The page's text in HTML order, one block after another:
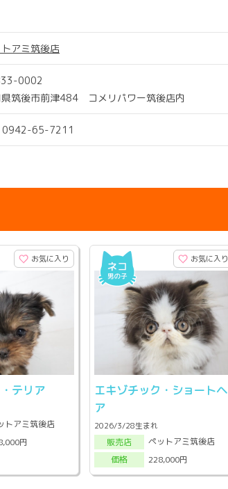
アミ筑後店
0002
筑後市前津484 コメリパワー筑後店内
0942-65-7211
お気に入り
テリア
トアミ筑後店
円
お気に入り
エキゾチック・ショートヘ
ア
2026/3/28生まれ
販売店
ペットアミ筑後店
価格
228,000円